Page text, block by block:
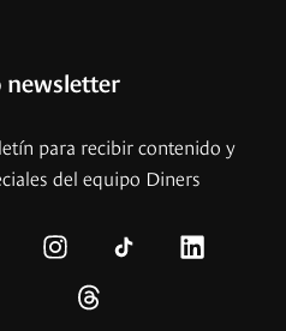
newsletter
para recibir contenido y
del equipo Diners